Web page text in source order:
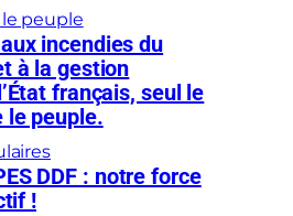
peuple
incendies du
à la gestion
français, seul le
le peuple.
DDF : notre force
!